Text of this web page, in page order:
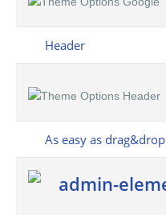
Header
As easy as drag&drop